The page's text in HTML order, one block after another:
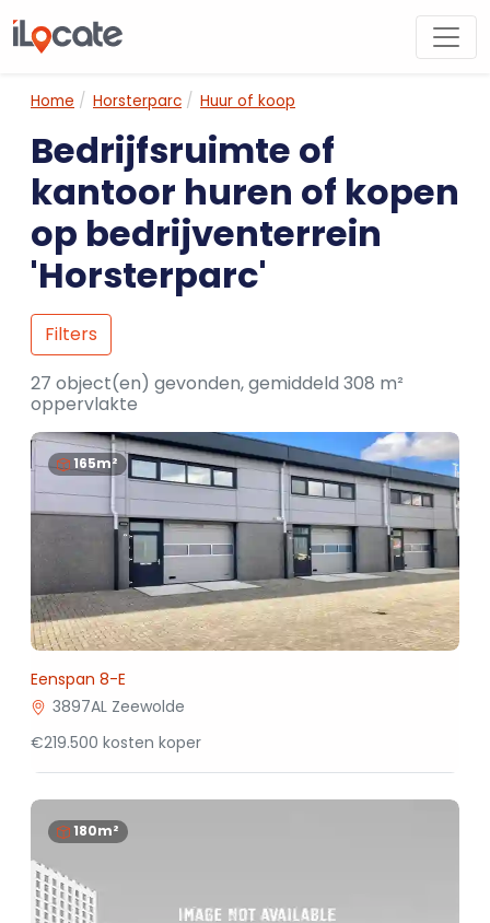
Home Horsterparc Huur of koop
Bedrijfsruimte of
kantoor huren of kopen
op bedrijventerrein
'Horsterparc'
Filters
27 object(en) gevonden, gemiddeld 308 m²
oppervlakte
165m²
Eenspan 8-E
3897AL Zeewolde
€219.500 kosten koper
180m²